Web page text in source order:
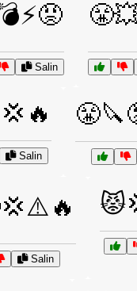
Salin
Salin
Salin